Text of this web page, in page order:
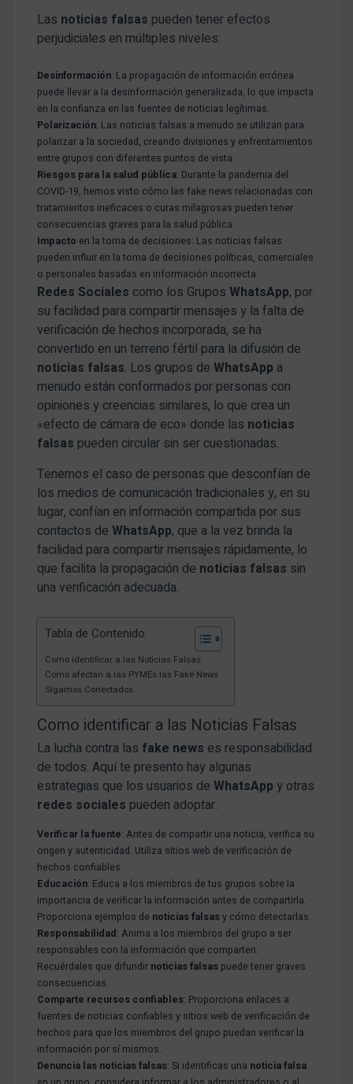
Las noticias falsas pueden tener efectos
perjudiciales en múltiples niveles:
Desinformación: La propagación de información errónea
puede llevar a la desinformación generalizada, lo que impacta
en la confianza en las fuentes de noticias legítimas.
Polarización: Las noticias falsas a menudo se utilizan para
polarizar a la sociedad, creando divisiones y enfrentamientos
entre grupos con diferentes puntos de vista.
Riesgos para la salud pública: Durante la pandemia del
COVID-19, hemos visto cómo las fake news relacionadas con
tratamientos ineficaces o curas milagrosas pueden tener
consecuencias graves para la salud pública.
Impacto en la toma de decisiones: Las noticias falsas
pueden influir en la toma de decisiones políticas, comerciales
o personales basadas en información incorrecta.
Redes Sociales como los GruposWhatsApp, por
su facilidad para compartir mensajes y la falta de
verificación de hechos incorporada, se ha
convertido en un terreno fértil para la difusión de
noticias falsas. Los grupos deWhatsApp a
menudo están conformados por personas con
opiniones y creencias similares, lo que crea un
«efecto de cámara de eco» donde las noticias
falsas pueden circular sin ser cuestionadas.
Tenemos el caso de personas que desconfían de
los medios de comunicación tradicionales y, en su
lugar, confían en información compartida por sus
contactos deWhatsApp, que a la vez brinda la
facilidad para compartir mensajes rápidamente, lo
que facilita la propagación de noticias falsas sin
una verificación adecuada.
Tabla de Contenido
Como identificar a las Noticias Falsas
Como afectan a las PYMEs las Fake News
Sigamos Conectados
Como identificar a las Noticias Falsas
La lucha contra las fake news es responsabilidad
de todos. Aquí te presento hay algunas
estrategias que los usuarios deWhatsApp y otras
redes sociales pueden adoptar:
Verificar la fuente: Antes de compartir una noticia, verifica su
origen y autenticidad. Utiliza sitios web de verificación de
hechos confiables.
Educación: Educa a los miembros de tus grupos sobre la
importancia de verificar la información antes de compartirla.
Proporciona ejemplos de noticias falsasy cómo detectarlas.
Responsabilidad: Anima a los miembros del grupo a ser
responsables con la información que comparten.
Recuérdales que difundir noticias falsas puede tener graves
consecuencias.
Comparte recursos confiables: Proporciona enlaces a
fuentes de noticias confiables y sitios web de verificación de
hechos para que los miembros del grupo puedan verificar la
información por sí mismos.
Denuncia las noticias falsas: Si identificas una noticia falsa